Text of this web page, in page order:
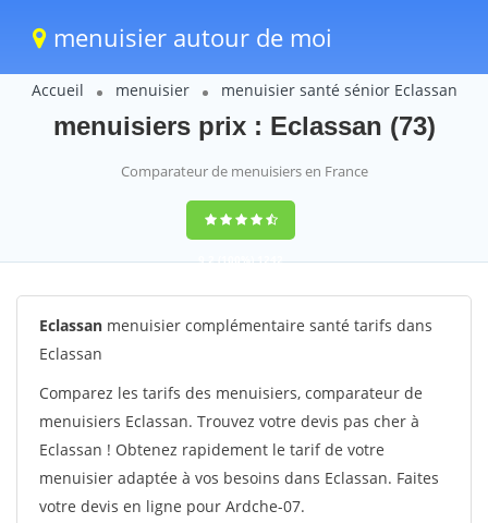
menuisier autour de moi
Accueil menuisier menuisier santé sénior Eclassan
menuisiers prix : Eclassan (73)
Comparateur de menuisiers en France
9,2(100%)1242
votes
Eclassan menuisier complémentaire santé tarifs dans
Eclassan
Comparez les tarifs des menuisiers, comparateur de
menuisiers Eclassan. Trouvez votre devis pas cher à
Eclassan ! Obtenez rapidement le tarif de votre
menuisier adaptée à vos besoins dans Eclassan. Faites
votre devis en ligne pour Ardche-07.